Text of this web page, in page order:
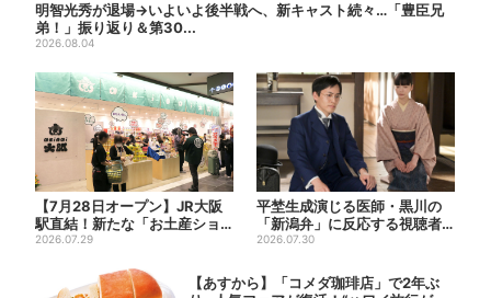
明智光秀が退場→いよいよ後半戦へ、新キャスト続々…「豊臣兄
弟！」振り返り＆第30...
2026.08.04
【7月28日オープン】JR大阪
駅直結！新たな「お土産ショ
ップ」、銘菓バラ売りで地...
2026.07.29
平埜生成演じる医師・黒川の
「新潟弁」に反応する視聴者
続出「グッときた」
2026.07.30
【あすから】「コメダ珈琲店」で2年ぶ